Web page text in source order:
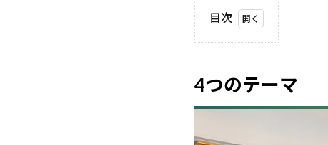
目次
テ
2
4つのテーマ